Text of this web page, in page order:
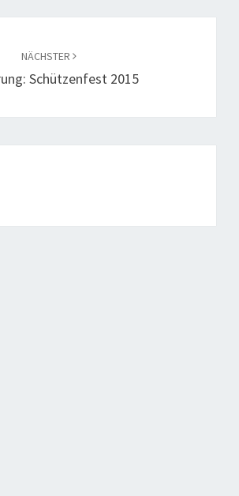
NÄCHSTER
Schützenfest 2015